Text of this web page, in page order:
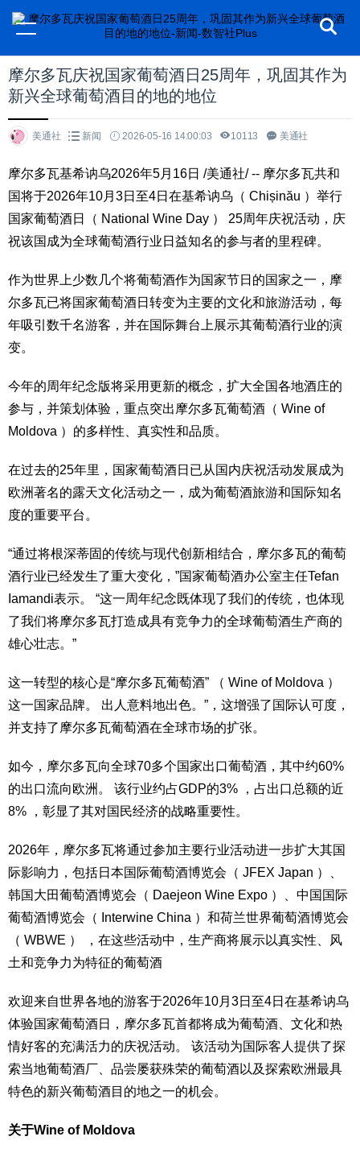
摩尔多瓦庆祝国家葡萄酒日25周年，巩固其作为
新兴全球葡萄酒目的地的地位
美通社 新闻 2026-05-16 14:00:03 10113 美通社
摩尔多瓦基希讷乌2026年5月16日 /美通社/ -- 摩尔多瓦共和
国将于2026年10月3日至4日在基希讷乌（ Chișinău ）举行
国家葡萄酒日（ National Wine Day ） 25周年庆祝活动，庆
祝该国成为全球葡萄酒行业日益知名的参与者的里程碑。
作为世界上少数几个将葡萄酒作为国家节日的国家之一，摩
尔多瓦已将国家葡萄酒日转变为主要的文化和旅游活动，每
年吸引数千名游客，并在国际舞台上展示其葡萄酒行业的演
变。
今年的周年纪念版将采用更新的概念，扩大全国各地酒庄的
参与，并策划体验，重点突出摩尔多瓦葡萄酒（ Wine of
Moldova ）的多样性、真实性和品质。
在过去的25年里，国家葡萄酒日已从国内庆祝活动发展成为
欧洲著名的露天文化活动之一，成为葡萄酒旅游和国际知名
度的重要平台。
“通过将根深蒂固的传统与现代创新相结合，摩尔多瓦的葡萄
酒行业已经发生了重大变化，”国家葡萄酒办公室主任Tefan
Iamandi表示。 “这一周年纪念既体现了我们的传统，也体现
了我们将摩尔多瓦打造成具有竞争力的全球葡萄酒生产商的
雄心壮志。”
这一转型的核心是“摩尔多瓦葡萄酒” （ Wine of Moldova ）
这一国家品牌。 出人意料地出色。”，这增强了国际认可度，
并支持了摩尔多瓦葡萄酒在全球市场的扩张。
如今，摩尔多瓦向全球70多个国家出口葡萄酒，其中约60%
的出口流向欧洲。 该行业约占GDP的3% ，占出口总额的近
8% ，彰显了其对国民经济的战略重要性。
2026年，摩尔多瓦将通过参加主要行业活动进一步扩大其国
际影响力，包括日本国际葡萄酒博览会（ JFEX Japan ）、
韩国大田葡萄酒博览会（ Daejeon Wine Expo ）、中国国际
葡萄酒博览会（ Interwine China ）和荷兰世界葡萄酒博览会
（ WBWE ） ，在这些活动中，生产商将展示以真实性、风
土和竞争力为特征的葡萄酒
欢迎来自世界各地的游客于2026年10月3日至4日在基希讷乌
体验国家葡萄酒日，摩尔多瓦首都将成为葡萄酒、文化和热
情好客的充满活力的庆祝活动。 该活动为国际客人提供了探
索当地葡萄酒厂、品尝屡获殊荣的葡萄酒以及探索欧洲最具
特色的新兴葡萄酒目的地之一的机会。
关于Wine of Moldova